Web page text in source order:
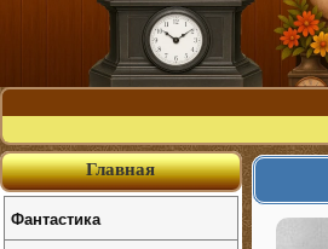
Главная
Фантастика